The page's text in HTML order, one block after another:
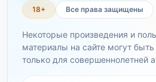
18+ Все права защищены
Некоторые произведения и
материалы на сайте могут
только для совершеннолетней